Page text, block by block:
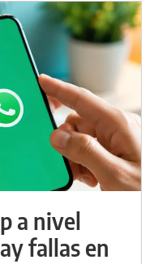
a nivel
fallas en